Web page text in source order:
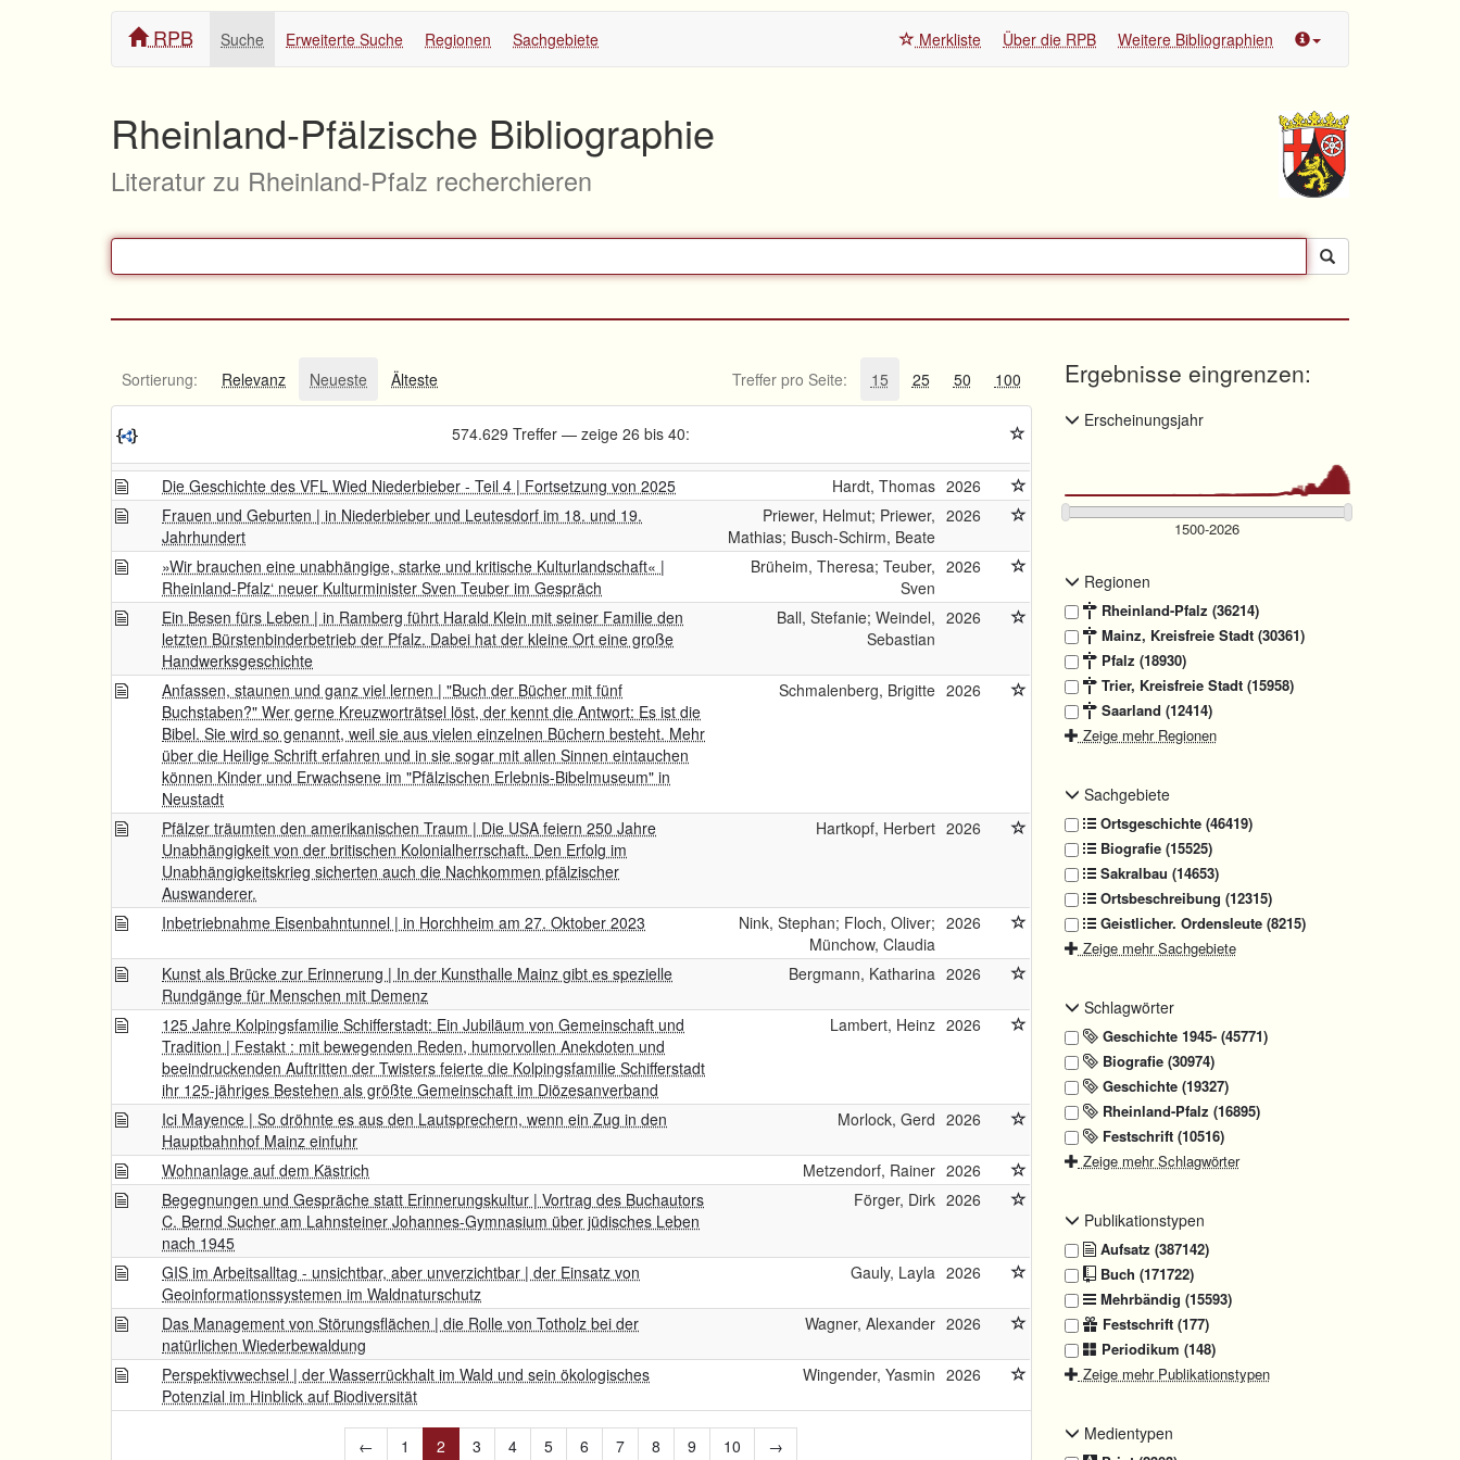
RPB Suche Erweiterte Suche Regionen Sachgebiete Merkliste Über die RPB Weitere Bibliographien
Rheinland-Pfälzische Bibliographie
Literatur zu Rheinland-Pfalz recherchieren
Sortierung: Relevanz Neueste Älteste Treffer pro Seite: 15 25 50 100
574.629 Treffer — zeige 26 bis 40:
Die Geschichte des VFL Wied Niederbieber - Teil 4 | Fortsetzung von 2025 Hardt, Thomas 2026
Frauen und Geburten | in Niederbieber und Leutesdorf im 18. und 19.
Jahrhundert
Priewer, Helmut; Priewer,
Mathias; Busch-Schirm, Beate
2026
»Wir brauchen eine unabhängige, starke und kritische Kulturlandschaft« |
Rheinland-Pfalz‘ neuer Kulturminister Sven Teuber im Gespräch
Brüheim, Theresa; Teuber,
Sven
2026
Ein Besen fürs Leben | in Ramberg führt Harald Klein mit seiner Familie den
letzten Bürstenbinderbetrieb der Pfalz. Dabei hat der kleine Ort eine große
Handwerksgeschichte
Ball, Stefanie; Weindel,
Sebastian
2026
Anfassen, staunen und ganz viel lernen | "Buch der Bücher mit fünf
Buchstaben?" Wer gerne Kreuzworträtsel löst, der kennt die Antwort: Es ist die
Bibel. Sie wird so genannt, weil sie aus vielen einzelnen Büchern besteht. Mehr
über die Heilige Schrift erfahren und in sie sogar mit allen Sinnen eintauchen
können Kinder und Erwachsene im "Pfälzischen Erlebnis-Bibelmuseum" in
Neustadt
Schmalenberg, Brigitte 2026
Pfälzer träumten den amerikanischen Traum | Die USA feiern 250 Jahre
Unabhängigkeit von der britischen Kolonialherrschaft. Den Erfolg im
Unabhängigkeitskrieg sicherten auch die Nachkommen pfälzischer
Auswanderer.
Hartkopf, Herbert 2026
Inbetriebnahme Eisenbahntunnel | in Horchheim am 27. Oktober 2023
Nink, Stephan; Floch, Oliver;
Münchow, Claudia
2026
Kunst als Brücke zur Erinnerung | In der Kunsthalle Mainz gibt es spezielle
Rundgänge für Menschen mit Demenz
Bergmann, Katharina 2026
125 Jahre Kolpingsfamilie Schifferstadt: Ein Jubiläum von Gemeinschaft und
Tradition | Festakt : mit bewegenden Reden, humorvollen Anekdoten und
beeindruckenden Auftritten der Twisters feierte die Kolpingsfamilie Schifferstadt
ihr 125-jähriges Bestehen als größte Gemeinschaft im Diözesanverband
Lambert, Heinz 2026
Ici Mayence | So dröhnte es aus den Lautsprechern, wenn ein Zug in den
Hauptbahnhof Mainz einfuhr
Morlock, Gerd 2026
Wohnanlage auf dem Kästrich Metzendorf, Rainer 2026
Begegnungen und Gespräche statt Erinnerungskultur | Vortrag des Buchautors
C. Bernd Sucher am Lahnsteiner Johannes-Gymnasium über jüdisches Leben
nach 1945
Förger, Dirk 2026
GIS im Arbeitsalltag - unsichtbar, aber unverzichtbar | der Einsatz von
Geoinformationssystemen im Waldnaturschutz
Gauly, Layla 2026
Das Management von Störungsflächen | die Rolle von Totholz bei der
natürlichen Wiederbewaldung
Wagner, Alexander 2026
Perspektivwechsel | der Wasserrückhalt im Wald und sein ökologisches
Potenzial im Hinblick auf Biodiversität
Wingender, Yasmin 2026
← 1 2 3 4 5 6 7 8 9 10 →
Ergebnisse eingrenzen:
Erscheinungsjahr
Regionen
Rheinland-Pfalz (36214)
Mainz, Kreisfreie Stadt (30361)
Pfalz (18930)
Trier, Kreisfreie Stadt (15958)
Saarland (12414)
Zeige mehr Regionen
Sachgebiete
Ortsgeschichte (46419)
Biografie (15525)
Sakralbau (14653)
Ortsbeschreibung (12315)
Geistlicher. Ordensleute (8215)
Zeige mehr Sachgebiete
Schlagwörter
Geschichte 1945- (45771)
Biografie (30974)
Geschichte (19327)
Rheinland-Pfalz (16895)
Festschrift (10516)
Zeige mehr Schlagwörter
Publikationstypen
Aufsatz (387142)
Buch (171722)
Mehrbändig (15593)
Festschrift (177)
Periodikum (148)
Zeige mehr Publikationstypen
Medientypen